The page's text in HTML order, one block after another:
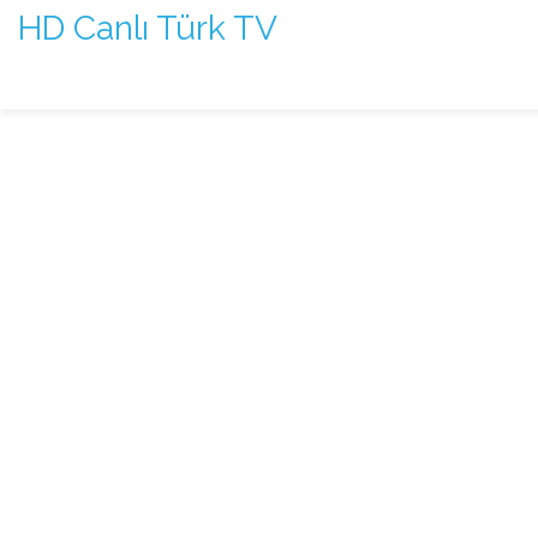
HD Canlı Türk TV